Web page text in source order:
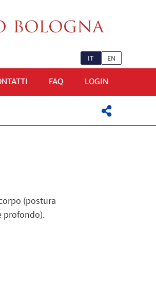
IT EN
FAQ LOGIN
(postura
profondo).